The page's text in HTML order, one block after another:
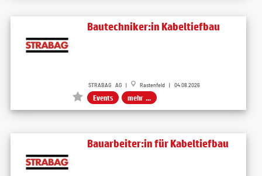
Bautechniker:in Kabeltiefbau
STRABAG AG | Rastenfeld | 04.08.2026
Events mehr ...
Bauarbeiter:in für Kabeltiefbau